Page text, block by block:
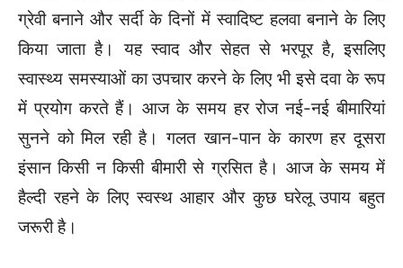
ग्रेवी बनाने और सर्दी के दिनों में स्वादिष्ट हलवा बनाने के लिए
किया जाता है। यह स्वाद और सेहत से भरपूर है, इसलिए
स्वास्थ्य समस्याओं का उपचार करने के लिए भी इसे दवा के रूप
में प्रयोग करते हैं। आज के समय हर रोज नई-नई बीमारियां
सुनने को मिल रही है। गलत खान-पान के कारण हर दूसरा
इंसान किसी न किसी बीमारी से ग्रसित है। आज के समय में
हैल्दी रहने के लिए स्वस्थ आहार और कुछ घरेलू उपाय बहुत
जरूरी है।